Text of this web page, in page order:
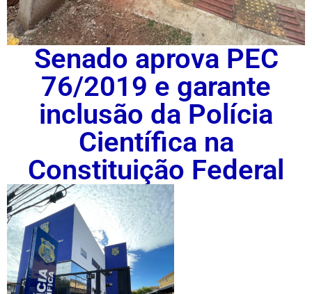
Senado aprova PEC
76/2019 e garante
inclusão da Polícia
Científica na
Constituição Federal